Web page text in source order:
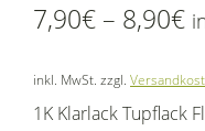
7,90€ – 8,90€
inkl. MwSt. zzgl.
1K Klarlack Tupflack